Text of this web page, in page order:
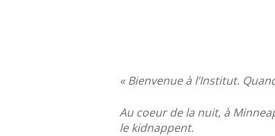
Lancez la recherche avec ENTREE, ou
« Bienvenue à l’Institut.
Au coeur de la nuit, à
le kidnappent.